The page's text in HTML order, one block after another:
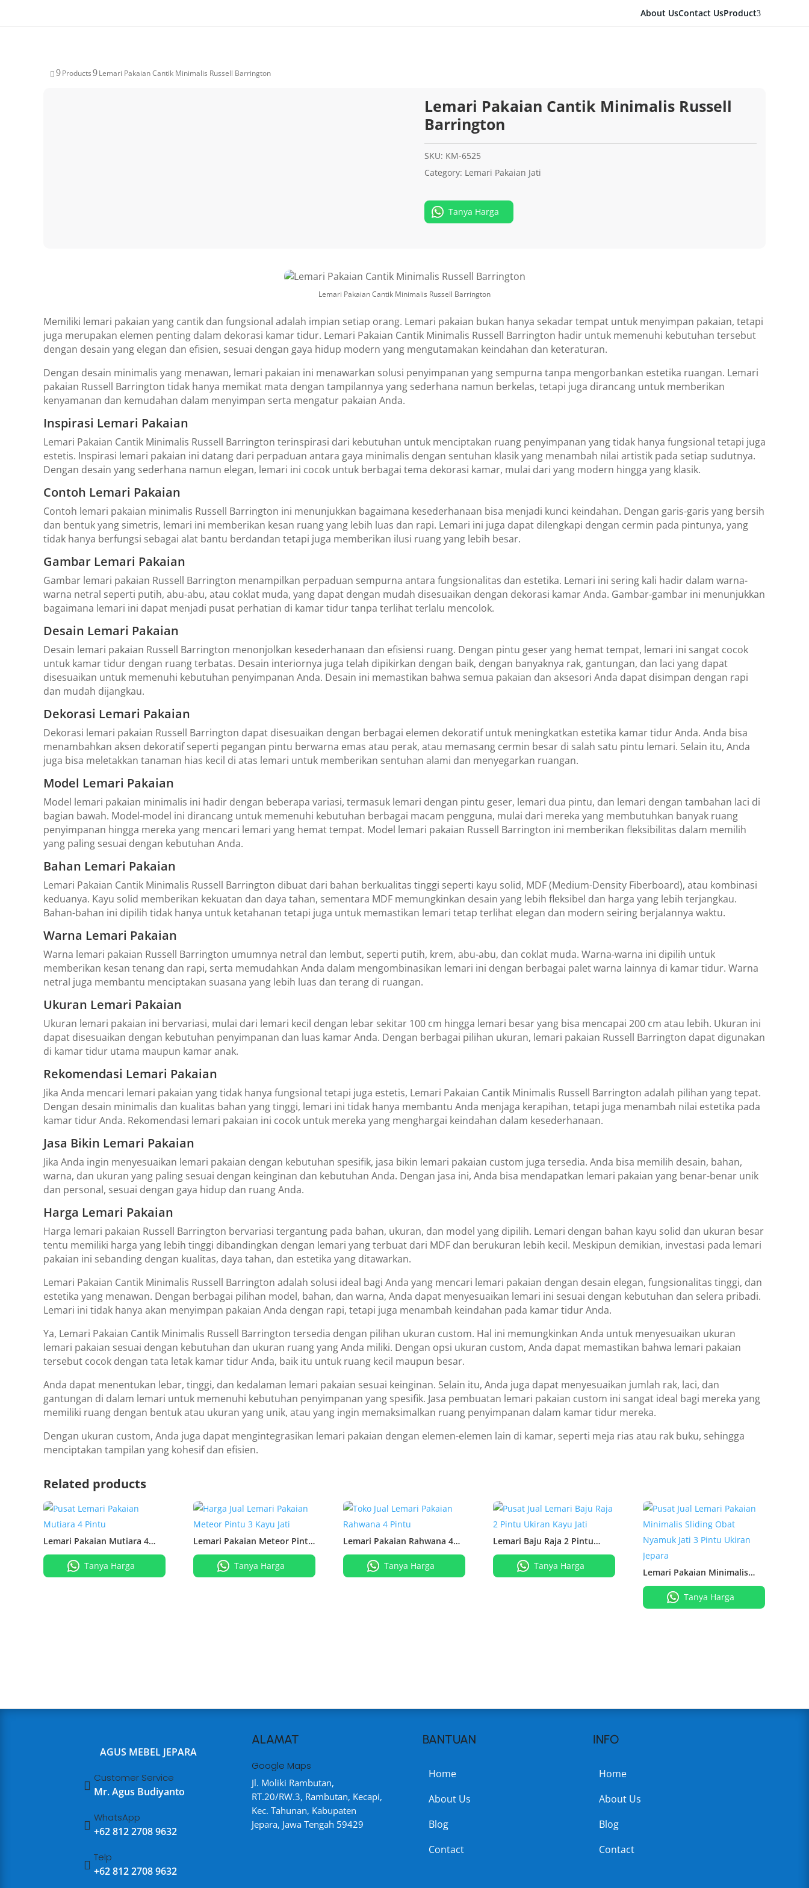
About UsContact UsProduct3
 9Products9Lemari Pakaian Cantik Minimalis Russell Barrington
Lemari Pakaian Cantik Minimalis Russell
Barrington
SKU: KM-6525
Category: Lemari Pakaian Jati
Tanya Harga
Lemari Pakaian Cantik Minimalis Russell Barrington
Memiliki lemari pakaian yang cantik dan fungsional adalah impian setiap orang. Lemari pakaian bukan hanya sekadar tempat untuk menyimpan pakaian, tetapi
juga merupakan elemen penting dalam dekorasi kamar tidur. Lemari Pakaian Cantik Minimalis Russell Barrington hadir untuk memenuhi kebutuhan tersebut
dengan desain yang elegan dan efisien, sesuai dengan gaya hidup modern yang mengutamakan keindahan dan keteraturan.
Dengan desain minimalis yang menawan, lemari pakaian ini menawarkan solusi penyimpanan yang sempurna tanpa mengorbankan estetika ruangan. Lemari
pakaian Russell Barrington tidak hanya memikat mata dengan tampilannya yang sederhana namun berkelas, tetapi juga dirancang untuk memberikan
kenyamanan dan kemudahan dalam menyimpan serta mengatur pakaian Anda.
Inspirasi Lemari Pakaian
Lemari Pakaian Cantik Minimalis Russell Barrington terinspirasi dari kebutuhan untuk menciptakan ruang penyimpanan yang tidak hanya fungsional tetapi juga
estetis. Inspirasi lemari pakaian ini datang dari perpaduan antara gaya minimalis dengan sentuhan klasik yang menambah nilai artistik pada setiap sudutnya.
Dengan desain yang sederhana namun elegan, lemari ini cocok untuk berbagai tema dekorasi kamar, mulai dari yang modern hingga yang klasik.
Contoh Lemari Pakaian
Contoh lemari pakaian minimalis Russell Barrington ini menunjukkan bagaimana kesederhanaan bisa menjadi kunci keindahan. Dengan garis-garis yang bersih
dan bentuk yang simetris, lemari ini memberikan kesan ruang yang lebih luas dan rapi. Lemari ini juga dapat dilengkapi dengan cermin pada pintunya, yang
tidak hanya berfungsi sebagai alat bantu berdandan tetapi juga memberikan ilusi ruang yang lebih besar.
Gambar Lemari Pakaian
Gambar lemari pakaian Russell Barrington menampilkan perpaduan sempurna antara fungsionalitas dan estetika. Lemari ini sering kali hadir dalam warna-
warna netral seperti putih, abu-abu, atau coklat muda, yang dapat dengan mudah disesuaikan dengan dekorasi kamar Anda. Gambar-gambar ini menunjukkan
bagaimana lemari ini dapat menjadi pusat perhatian di kamar tidur tanpa terlihat terlalu mencolok.
Desain Lemari Pakaian
Desain lemari pakaian Russell Barrington menonjolkan kesederhanaan dan efisiensi ruang. Dengan pintu geser yang hemat tempat, lemari ini sangat cocok
untuk kamar tidur dengan ruang terbatas. Desain interiornya juga telah dipikirkan dengan baik, dengan banyaknya rak, gantungan, dan laci yang dapat
disesuaikan untuk memenuhi kebutuhan penyimpanan Anda. Desain ini memastikan bahwa semua pakaian dan aksesori Anda dapat disimpan dengan rapi
dan mudah dijangkau.
Dekorasi Lemari Pakaian
Dekorasi lemari pakaian Russell Barrington dapat disesuaikan dengan berbagai elemen dekoratif untuk meningkatkan estetika kamar tidur Anda. Anda bisa
menambahkan aksen dekoratif seperti pegangan pintu berwarna emas atau perak, atau memasang cermin besar di salah satu pintu lemari. Selain itu, Anda
juga bisa meletakkan tanaman hias kecil di atas lemari untuk memberikan sentuhan alami dan menyegarkan ruangan.
Model Lemari Pakaian
Model lemari pakaian minimalis ini hadir dengan beberapa variasi, termasuk lemari dengan pintu geser, lemari dua pintu, dan lemari dengan tambahan laci di
bagian bawah. Model-model ini dirancang untuk memenuhi kebutuhan berbagai macam pengguna, mulai dari mereka yang membutuhkan banyak ruang
penyimpanan hingga mereka yang mencari lemari yang hemat tempat. Model lemari pakaian Russell Barrington ini memberikan fleksibilitas dalam memilih
yang paling sesuai dengan kebutuhan Anda.
Bahan Lemari Pakaian
Lemari Pakaian Cantik Minimalis Russell Barrington dibuat dari bahan berkualitas tinggi seperti kayu solid, MDF (Medium-Density Fiberboard), atau kombinasi
keduanya. Kayu solid memberikan kekuatan dan daya tahan, sementara MDF memungkinkan desain yang lebih fleksibel dan harga yang lebih terjangkau.
Bahan-bahan ini dipilih tidak hanya untuk ketahanan tetapi juga untuk memastikan lemari tetap terlihat elegan dan modern seiring berjalannya waktu.
Warna Lemari Pakaian
Warna lemari pakaian Russell Barrington umumnya netral dan lembut, seperti putih, krem, abu-abu, dan coklat muda. Warna-warna ini dipilih untuk
memberikan kesan tenang dan rapi, serta memudahkan Anda dalam mengombinasikan lemari ini dengan berbagai palet warna lainnya di kamar tidur. Warna
netral juga membantu menciptakan suasana yang lebih luas dan terang di ruangan.
Ukuran Lemari Pakaian
Ukuran lemari pakaian ini bervariasi, mulai dari lemari kecil dengan lebar sekitar 100 cm hingga lemari besar yang bisa mencapai 200 cm atau lebih. Ukuran ini
dapat disesuaikan dengan kebutuhan penyimpanan dan luas kamar Anda. Dengan berbagai pilihan ukuran, lemari pakaian Russell Barrington dapat digunakan
di kamar tidur utama maupun kamar anak.
Rekomendasi Lemari Pakaian
Jika Anda mencari lemari pakaian yang tidak hanya fungsional tetapi juga estetis, Lemari Pakaian Cantik Minimalis Russell Barrington adalah pilihan yang tepat.
Dengan desain minimalis dan kualitas bahan yang tinggi, lemari ini tidak hanya membantu Anda menjaga kerapihan, tetapi juga menambah nilai estetika pada
kamar tidur Anda. Rekomendasi lemari pakaian ini cocok untuk mereka yang menghargai keindahan dalam kesederhanaan.
Jasa Bikin Lemari Pakaian
Jika Anda ingin menyesuaikan lemari pakaian dengan kebutuhan spesifik, jasa bikin lemari pakaian custom juga tersedia. Anda bisa memilih desain, bahan,
warna, dan ukuran yang paling sesuai dengan keinginan dan kebutuhan Anda. Dengan jasa ini, Anda bisa mendapatkan lemari pakaian yang benar-benar unik
dan personal, sesuai dengan gaya hidup dan ruang Anda.
Harga Lemari Pakaian
Harga lemari pakaian Russell Barrington bervariasi tergantung pada bahan, ukuran, dan model yang dipilih. Lemari dengan bahan kayu solid dan ukuran besar
tentu memiliki harga yang lebih tinggi dibandingkan dengan lemari yang terbuat dari MDF dan berukuran lebih kecil. Meskipun demikian, investasi pada lemari
pakaian ini sebanding dengan kualitas, daya tahan, dan estetika yang ditawarkan.
Lemari Pakaian Cantik Minimalis Russell Barrington adalah solusi ideal bagi Anda yang mencari lemari pakaian dengan desain elegan, fungsionalitas tinggi, dan
estetika yang menawan. Dengan berbagai pilihan model, bahan, dan warna, Anda dapat menyesuaikan lemari ini sesuai dengan kebutuhan dan selera pribadi.
Lemari ini tidak hanya akan menyimpan pakaian Anda dengan rapi, tetapi juga menambah keindahan pada kamar tidur Anda.
Ya, Lemari Pakaian Cantik Minimalis Russell Barrington tersedia dengan pilihan ukuran custom. Hal ini memungkinkan Anda untuk menyesuaikan ukuran
lemari pakaian sesuai dengan kebutuhan dan ukuran ruang yang Anda miliki. Dengan opsi ukuran custom, Anda dapat memastikan bahwa lemari pakaian
tersebut cocok dengan tata letak kamar tidur Anda, baik itu untuk ruang kecil maupun besar.
Anda dapat menentukan lebar, tinggi, dan kedalaman lemari pakaian sesuai keinginan. Selain itu, Anda juga dapat menyesuaikan jumlah rak, laci, dan
gantungan di dalam lemari untuk memenuhi kebutuhan penyimpanan yang spesifik. Jasa pembuatan lemari pakaian custom ini sangat ideal bagi mereka yang
memiliki ruang dengan bentuk atau ukuran yang unik, atau yang ingin memaksimalkan ruang penyimpanan dalam kamar tidur mereka.
Dengan ukuran custom, Anda juga dapat mengintegrasikan lemari pakaian dengan elemen-elemen lain di kamar, seperti meja rias atau rak buku, sehingga
menciptakan tampilan yang kohesif dan efisien.
Related products
Lemari Pakaian Mutiara 4
Tanya Harga
Lemari Pakaian Meteor Pintu
Tanya Harga
Lemari Pakaian Rahwana 4
Tanya Harga
Lemari Baju Raja 2 Pintu
Tanya Harga
Lemari Pakaian Minimalis
Pintu Ukiran Jepara
Tanya Harga
AGUS MEBEL JEPARA

Customer Service
Mr. Agus Budiyanto

WhatsApp
+62 812 2708 9632

Telp
+62 812 2708 9632
ALAMAT
Google Maps
Jl. Moliki Rambutan,
RT.20/RW.3, Rambutan, Kecapi,
Kec. Tahunan, Kabupaten
Jepara, Jawa Tengah 59429
BANTUAN
Home
About Us
Blog
Contact
INFO
Home
About Us
Blog
Contact